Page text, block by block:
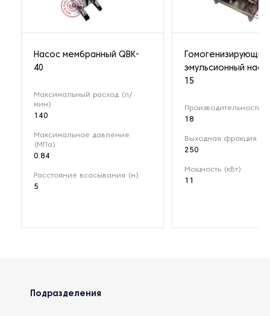
Насос мембранный QBK-
40
Максимальный расход (л/
мин)
140
Максимальное давление
(МПа)
0.84
Расстояние всасывания (м)
5
Гомогенизирующий
эмульсионный
15
Производительность
18
Выходная фракция
250
Мощность (кВт)
11
Подразделения